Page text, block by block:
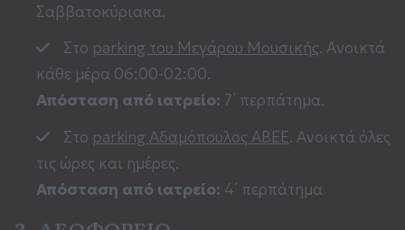
Σαββατοκύριακα.
Στο parking του Μεγάρου Μουσικής. Ανοικτά
κάθε μέρα 06:00-02:00.
Απόσταση από ιατρείο: 7΄ περπάτημα.
Στο parking Αδαμόπουλος ΑΒΕΕ. Ανοικτά όλες
τις ώρες και ημέρες.
Απόσταση από ιατρείο: 4΄ περπάτημα